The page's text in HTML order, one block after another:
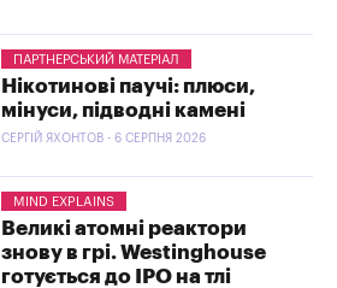
ПАРТНЕРСЬКИЙ МАТЕРІАЛ
Нікотинові паучі: плюси,
мінуси, підводні камені
СЕРГІЙ ЯХОНТОВ - 6 СЕРПНЯ 2026
MIND EXPLAINS
Великі атомні реактори
знову в грі. Westinghouse
готується до IPO на тлі